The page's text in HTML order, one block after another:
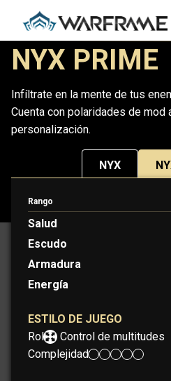
NYX PRIME
Infíltrate en la mente de tus
Cuenta con polaridades de mod
personalización.
NYX
Rango
Salud
Escudo
Armadura
Energía
ESTILO DE JUEGO
Rol:
Control de multitudes
Complejidad: